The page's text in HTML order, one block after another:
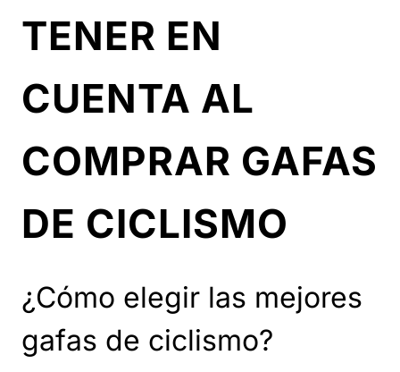
TENER EN
CUENTA AL
COMPRAR GAFAS
DE CICLISMO
¿Cómo elegir las mejores
gafas de ciclismo?